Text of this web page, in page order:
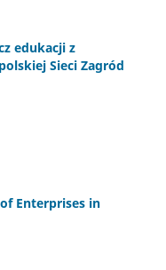
edukacji z
Sieci Zagród
Enterprises in